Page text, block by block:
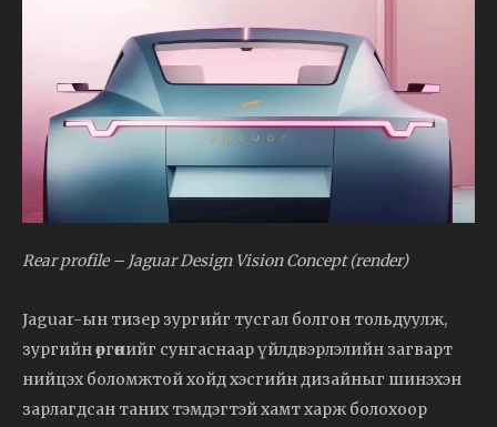
Rear profile – Jaguar Design Vision Concept (render)
Jaguar-ын тизер зургийг тусгал болгон тольдуулж,
зургийн өргөнийг сунгаснаар үйлдвэрлэлийн загварт
нийцэх боломжтой хойд хэсгийн дизайныг шинэхэн
зарлагдсан таних тэмдэгтэй хамт харж болохоор